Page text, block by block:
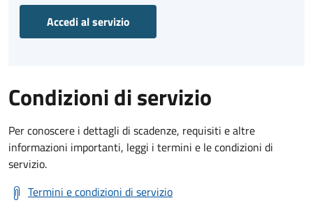
Accedi al servizio
Condizioni di servizio
Per conoscere i dettagli di scadenze, requisiti e altre
informazioni importanti, leggi i termini e le condizioni di
servizio.
Termini e condizioni di servizio